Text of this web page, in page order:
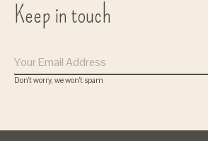
Keep in touch
Don’t worry, we won’t spam